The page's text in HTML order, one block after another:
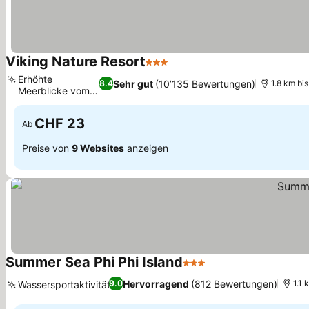
Viking Nature Resort3 Sterne
8.4Sehr gut (10’135 Bewertungen)
Erhöhte
Meerblicke vom
Hügel
1.8 km
Ab CHF 23
Preise von 9 Websites anzeigen
Summer Sea Phi Phi Island3 Sterne
9.0Hervorragend (812 Bewertungen)
Wassersportaktivitäten 1.1